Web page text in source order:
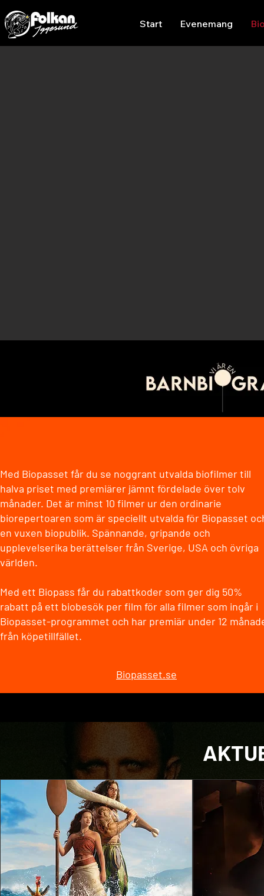
Start Evenemang
Med Biopasset får du se noggrant utvalda biofilmer till
halva priset med premiärer jämnt fördelade över tolv
månader. Det är minst 10 filmer ur den ordinarie
biorepertoaren som är speciellt utvalda för Biopasset
en vuxen biopublik. Spännande, gripande och
upplevelserika berättelser från Sverige, USA och övriga
världen.
Med ett Biopass får du rabattkoder som ger dig 50%
rabatt på ett biobesök per film för alla filmer som ingår i
Biopasset-programmet och har premiär under 12
från köpetillfället.
Biopasset.se